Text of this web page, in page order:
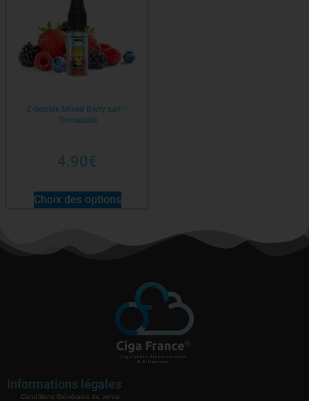
E-liquide Mixed Berry salt –
Tornadoliq
4.90€
Choix des options
Informations légales
Conditions Générales de vente